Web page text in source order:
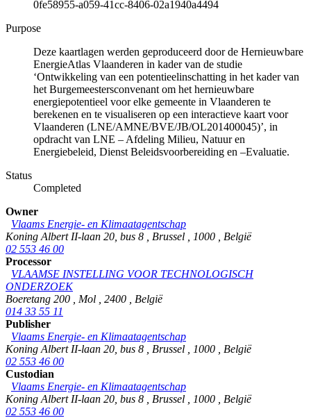
0fe58955-a059-41cc-8406-02a1940a4494
Purpose
Deze kaartlagen werden geproduceerd door de Hernieuwbare
EnergieAtlas Vlaanderen in kader van de studie
‘Ontwikkeling van een potentieelinschatting in het kader van
het Burgemeestersconvenant om het hernieuwbare
energiepotentieel voor elke gemeente in Vlaanderen te
berekenen en te visualiseren op een interactieve kaart voor
Vlaanderen (LNE/AMNE/BVE/JB/OL201400045)’, in
opdracht van LNE – Afdeling Milieu, Natuur en
Energiebeleid, Dienst Beleidsvoorbereiding en –Evaluatie.
Status
Completed
Owner
Vlaams Energie- en Klimaatagentschap
Koning Albert II-laan 20, bus 8
Brussel 1000
België
02 553 46 00
Processor
VLAAMSE INSTELLING VOOR TECHNOLOGISCH
ONDERZOEK
Boeretang 200
Mol 2400
België
014 33 55 11
Publisher
Vlaams Energie- en Klimaatagentschap
Koning Albert II-laan 20, bus 8
Brussel 1000
België
02 553 46 00
Custodian
Vlaams Energie- en Klimaatagentschap
Koning Albert II-laan 20, bus 8
Brussel 1000
België
02 553 46 00